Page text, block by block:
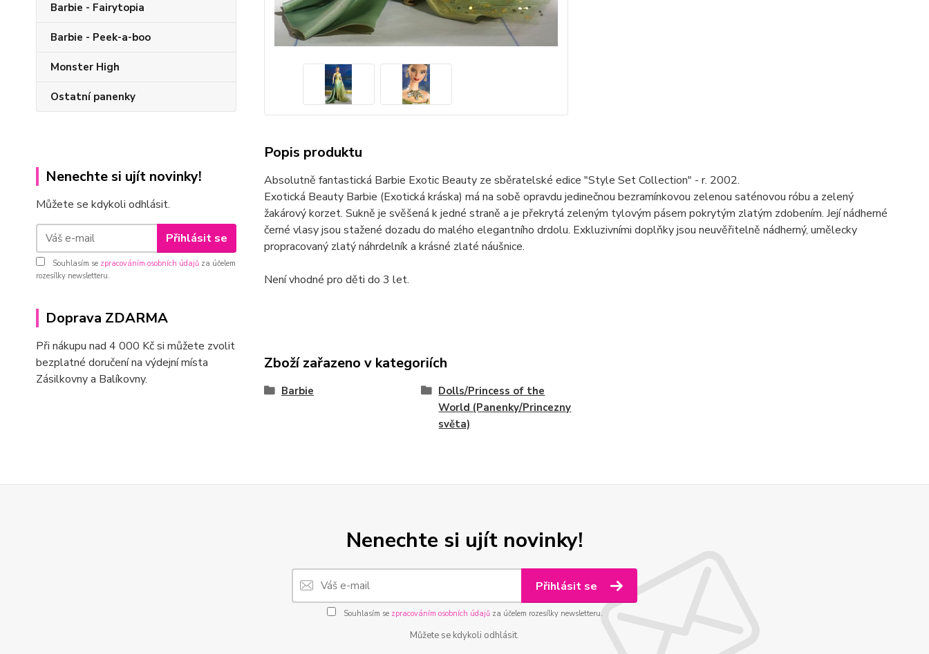
Barbie - Fairytopia
Barbie - Peek-a-boo
Monster High
Ostatní panenky
Nenechte si ujít novinky!
Můžete se kdykoli odhlásit.
Přihlásit se
Souhlasím se zpracováním osobních údajů za účelem
rozesílky newsletteru.
Doprava ZDARMA
Při nákupu nad 4 000 Kč si můžete zvolit
bezplatné doručení na výdejní místa
Zásilkovny a Balíkovny.
Popis produktu
Absolutně fantastická Barbie Exotic Beauty ze sběratelské edice "Style Set Collection" - r. 2002.
Exotická Beauty Barbie (Exotická kráska) má na sobě opravdu jedinečnou bezramínkovou zelenou saténovou róbu a zelený
žakárový korzet. Sukně je svěšená k jedné straně a je překrytá zeleným tylovým pásem pokrytým zlatým zdobením. Její nádherné
černé vlasy jsou stažené dozadu do malého elegantního drdolu. Exkluzivními doplňky jsou neuvěřitelně nádherný, umělecky
propracovaný zlatý náhrdelník a krásné zlaté náušnice.
Není vhodné pro děti do 3 let.
Zboží zařazeno v kategoriích
Barbie
Dolls/Princess of the
World (Panenky/Princezny
světa)
Nenechte si ujít novinky!
Přihlásit se
Souhlasím se zpracováním osobních údajůza účelem rozesílky newsletteru.
Můžete se kdykoli odhlásit.